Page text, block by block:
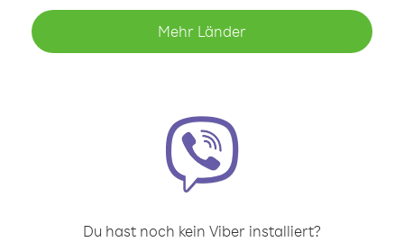
Mehr Länder
Du hast noch kein Viber installiert?